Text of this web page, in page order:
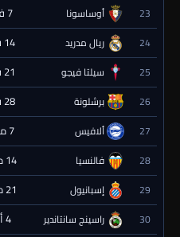
23 أوساسونا 7 فبراير 2027 - 19:00
24 ريال مدريد 14 فبراير 2027 - 19:00
25 سيلتا فيجو 21 فبراير 2027 - 19:00
26 برشلونة 28 فبراير 2027 - 19:00
27 ألافيس 7 مارس 2027 - 19:00
28 فالنسيا 14 مارس 2027 - 19:00
29 إسبانيول 21 مارس 2027 - 19:00
30 راسينج سانتاندير 4 أبريل 2027 - 19:00